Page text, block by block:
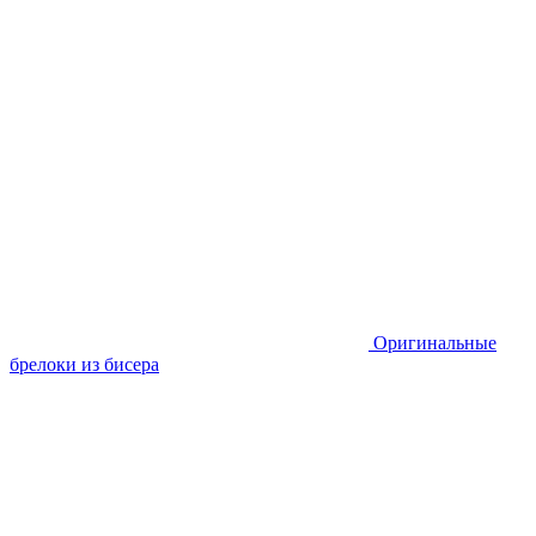
Оригинальные
брелоки из бисера